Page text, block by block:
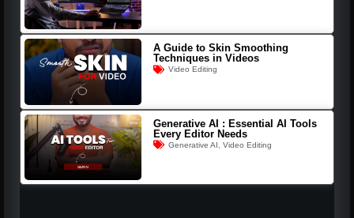
A Guide to Skin Smoothing
Techniques in Videos
Video Editing
Generative AI : Essential AI Tools
Every Editor Needs
Generative AI ,Video Editing